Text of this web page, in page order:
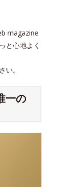
magazine
と心地よく
。
一の